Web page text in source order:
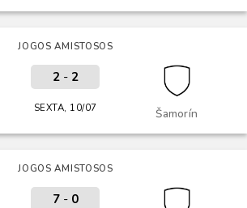
JOGOS AMISTOSOS
Šamorín
2- 2
SEXTA, 10/07
JOGOS AMISTOSOS
7- 0